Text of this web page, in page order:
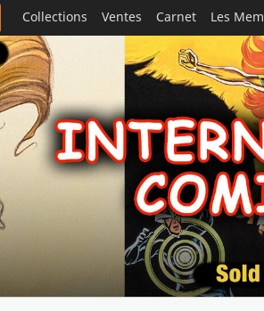
Collections Ventes Carnet Les